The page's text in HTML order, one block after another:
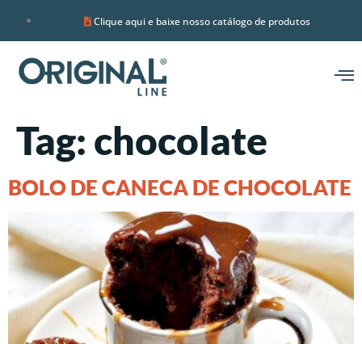
Clique aqui e baixe nosso catálogo de produtos
Tag: chocolate
BOLO DE CANECA DE CHOCOLATE